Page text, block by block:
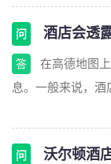
问 酒店会透
答
在高德地图
息。一般来说，酒
问 沃尔顿酒